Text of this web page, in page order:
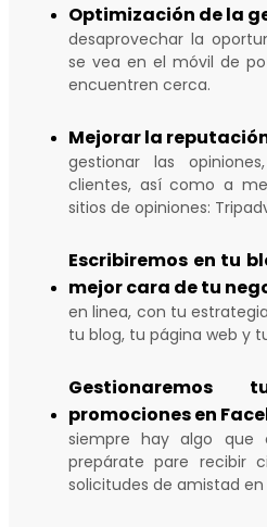
Optimización de la
desaprovechar la
se vea en el móvil de
encuentren cerca.
Mejorar la
gestionar las
clientes, así como a
sitios de opiniones:
Escribiremos en tu
mejor cara de tu
en linea, con tu
tu blog, tu página web y
promociones en
siempre hay algo que
prepárate pare recibir
solicitudes de amistad en